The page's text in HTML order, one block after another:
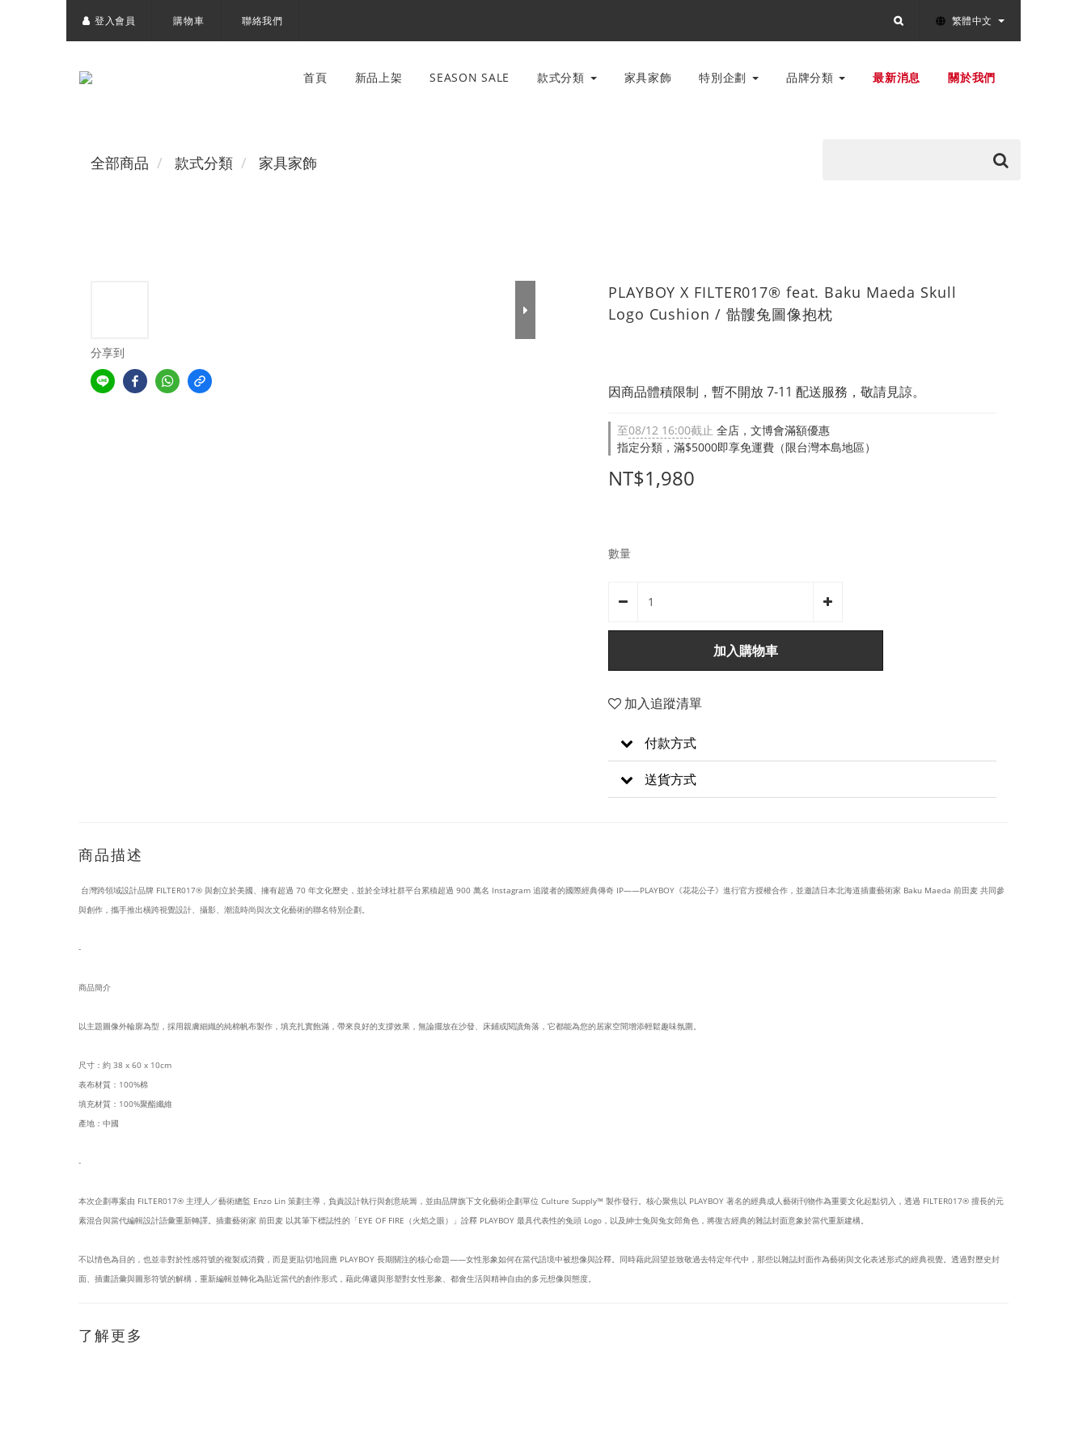
登入會員 購物車 聯絡我們 繁體中文
首頁 新品上架 SEASON SALE 款式分類 家具家飾 特別企劃 品牌分類 最新消息 關於我們
全部商品 款式分類 家具家飾
分享到
PLAYBOY X FILTER017® feat. Baku Maeda Skull
Logo Cushion / 骷髏兔圖像抱枕
因商品體積限制，暫不開放 7-11 配送服務，敬請見諒。
至08/12 16:00截止 全店，文博會滿額優惠
指定分類，滿$5000即享免運費（限台灣本島地區）
NT$1,980
數量
加入購物車
加入追蹤清單
付款方式
送貨方式
商品描述
台灣跨領域設計品牌 FILTER017® 與創立於美國、擁有超過 70 年文化歷史，並於全球社群平台累積超過 900 萬名 Instagram 追蹤者的國際經典傳奇 IP——PLAYBOY《花花公子》進行官方授權合作，並邀請日本北海道插畫藝術家 Baku Maeda 前田麦 共同參
與創作，攜手推出橫跨視覺設計、攝影、潮流時尚與次文化藝術的聯名特別企劃。
-
商品簡介
以主題圖像外輪廓為型，採用親膚細織的純棉帆布製作，填充扎實飽滿，帶來良好的支撐效果，無論擺放在沙發、床鋪或閱讀角落，它都能為您的居家空間增添輕鬆趣味氛圍。
尺寸：約 38 x 60 x 10cm
表布材質：100%棉
填充材質：100%聚酯纖維
產地：中國
-
本次企劃專案由 FILTER017® 主理人／藝術總監 Enzo Lin 策劃主導，負責設計執行與創意統籌，並由品牌旗下文化藝術企劃單位 Culture Supply™ 製作發行。核心聚焦以 PLAYBOY 著名的經典成人藝術刊物作為重要文化起點切入，透過 FILTER017® 擅長的元
素混合與當代編輯設計語彙重新轉譯。插畫藝術家 前田麦 以其筆下標誌性的「EYE OF FIRE（火焰之眼）」詮釋 PLAYBOY 最具代表性的兔頭 Logo，以及紳士兔與兔女郎角色，將復古經典的雜誌封面意象於當代重新建構。
不以情色為目的，也並非對於性感符號的複製或消費，而是更貼切地回應 PLAYBOY 長期關注的核心命題——女性形象如何在當代語境中被想像與詮釋。同時藉此回望並致敬過去特定年代中，那些以雜誌封面作為藝術與文化表述形式的經典視覺。透過對歷史封
面、插畫語彙與圖形符號的解構，重新編輯並轉化為貼近當代的創作形式，藉此傳遞與形塑對女性形象、都會生活與精神自由的多元想像與態度。
了解更多